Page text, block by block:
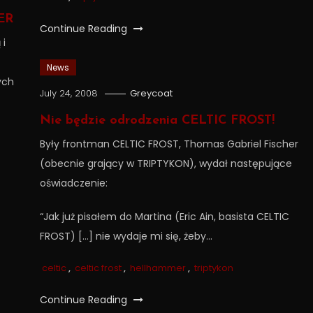
Continue Reading
i
News
July 24, 2008 Greycoat
Nie będzie odrodzenia CELTIC FROST!
Były frontman CELTIC FROST, Thomas Gabriel Fischer
(obecnie grający w TRIPTYKON), wydał następujące
oświadczenie:
“Jak już pisałem do Martina (Eric Ain, basista CELTIC
FROST) […] nie wydaje mi się, żeby…
celtic, celtic frost, hellhammer, triptykon
Continue Reading